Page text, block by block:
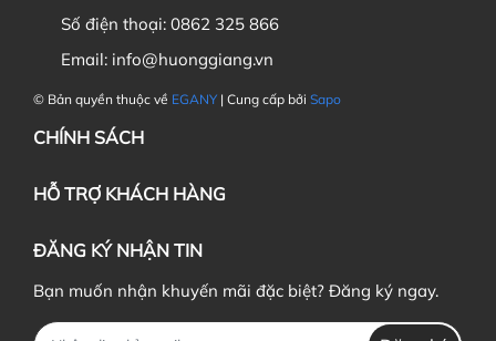
Số điện thoại: 0862 325 866
Email: info@huonggiang.vn
© Bản quyền thuộc về EGANY | Cung cấp bởi Sapo
CHÍNH SÁCH
HỖ TRỢ KHÁCH HÀNG
ĐĂNG KÝ NHẬN TIN
Bạn muốn nhận khuyến mãi đặc biệt? Đăng ký ngay.